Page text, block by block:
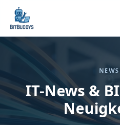
NEWS
IT-News &